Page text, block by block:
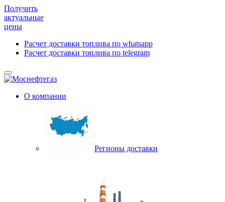
Получить
актуальные
цены
Расчет доставки топлива по whatsapp
Расчет доставки топлива по telegram
О компании
Регионы доставки